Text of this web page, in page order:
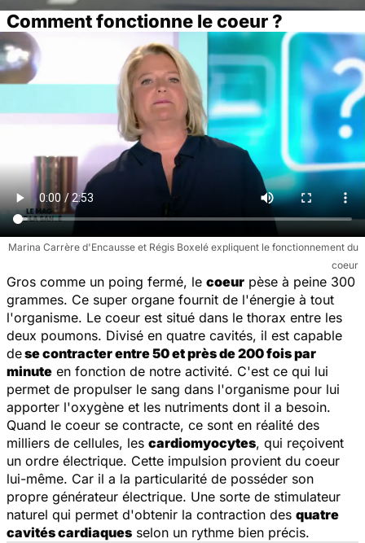
Comment fonctionne le coeur ?
Marina Carrère d'Encausse et Régis Boxelé expliquent le fonctionnement du
coeur
Gros comme un poing fermé, le coeur pèse à peine 300
grammes. Ce super organe fournit de l'énergie à tout
l'organisme. Le coeur est situé dans le thorax entre les
deux poumons. Divisé en quatre cavités, il est capable
dese contracter entre 50 et près de 200 fois par
minute en fonction de notre activité. C'est ce qui lui
permet de propulser le sang dans l'organisme pour lui
apporter l'oxygène et les nutriments dont il a besoin.
Quand le coeur se contracte, ce sont en réalité des
milliers de cellules, les cardiomyocytes, qui reçoivent
un ordre électrique. Cette impulsion provient du coeur
lui-même. Car il a la particularité de posséder son
propre générateur électrique. Une sorte de stimulateur
naturel qui permet d'obtenir la contraction des quatre
cavités cardiaques selon un rythme bien précis.